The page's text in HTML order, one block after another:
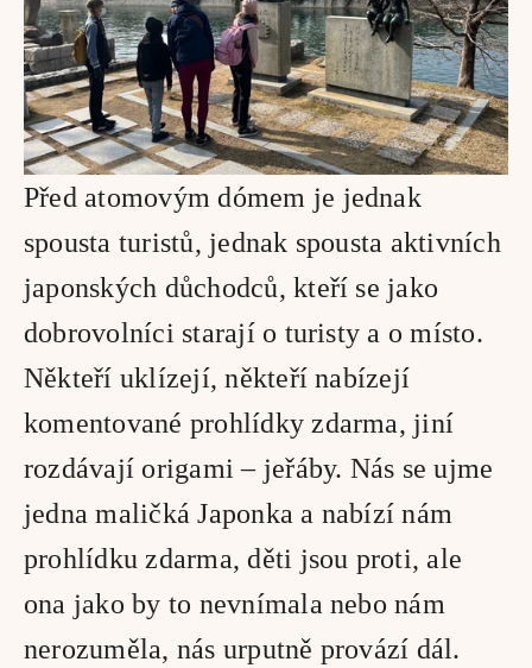
Před atomovým dómem je jednak
spousta turistů, jednak spousta aktivních
japonských důchodců, kteří se jako
dobrovolníci starají o turisty a o místo.
Někteří uklízejí, někteří nabízejí
komentované prohlídky zdarma, jiní
rozdávají origami – jeřáby. Nás se ujme
jedna maličká Japonka a nabízí nám
prohlídku zdarma, děti jsou proti, ale
ona jako by to nevnímala nebo nám
nerozuměla, nás urputně provází dál.